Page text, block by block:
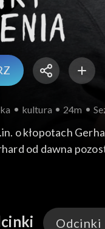
kultura 24m
o kłopotach
od dawna
naftowym
Odcinki